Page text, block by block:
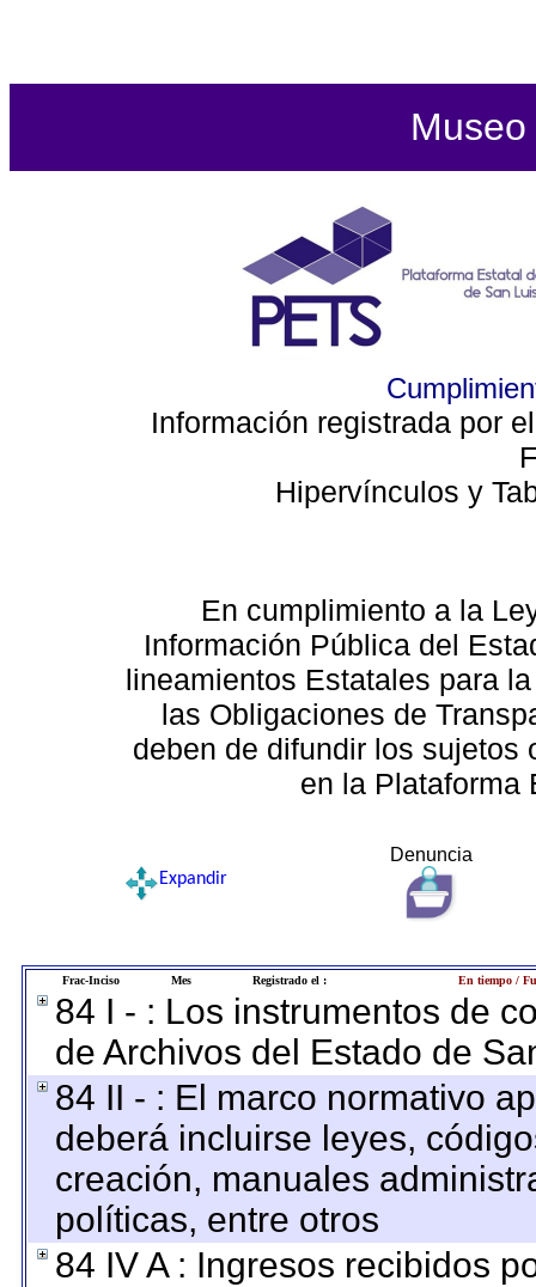
Información registrada por
Hipervínculos y
En cumplimiento a la
Información Pública del
lineamientos Estatales para
las Obligaciones de
deben de difundir los sujetos
en la Plataforma
Denuncia
Expandir
Frac-Inciso Mes Registrado el : En tiempo /
84 I - : Los instrumentos de
de Archivos del Estado de
84 II - : El marco normativo
deberá incluirse leyes,
creación, manuales
políticas, entre otros
84 IV A : Ingresos recibidos